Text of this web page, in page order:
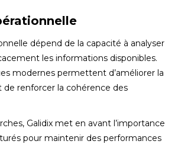
dépend de la capacité à analyser
les informations disponibles.
modernes permettent d’améliorer la
de renforcer la cohérence des
Galidix met en avant l’importance
pour maintenir des performances